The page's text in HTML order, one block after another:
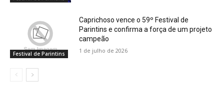
Festival de Parintins
Caprichoso vence o 59º Festival de
Parintins e confirma a força de um projeto
campeão
1 de julho de 2026